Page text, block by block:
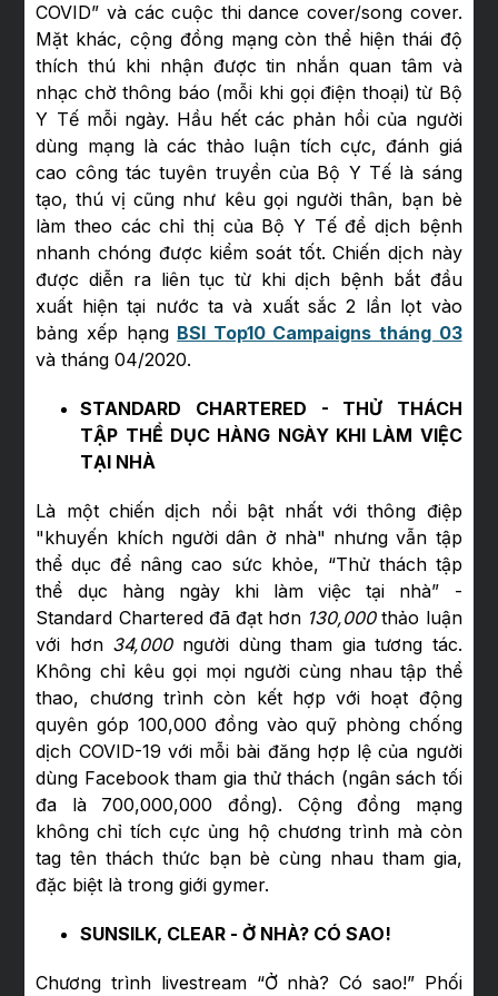
COVID” và các cuộc thi dance cover/song cover.
Mặt khác, cộng đồng mạng còn thể hiện thái độ
thích thú khi nhận được tin nhắn quan tâm và
nhạc chờ thông báo (mỗi khi gọi điện thoại) từ Bộ
Y Tế mỗi ngày. Hầu hết các phản hồi của người
dùng mạng là các thảo luận tích cực, đánh giá
cao công tác tuyên truyền của Bộ Y Tế là sáng
tạo, thú vị cũng như kêu gọi người thân, bạn bè
làm theo các chỉ thị của Bộ Y Tế để dịch bệnh
nhanh chóng được kiểm soát tốt. Chiến dịch này
được diễn ra liên tục từ khi dịch bệnh bắt đầu
xuất hiện tại nước ta và xuất sắc 2 lần lọt vào
bảng xếp hạng BSI Top10 Campaigns tháng 03
và tháng 04/2020.
STANDARD CHARTERED - THỬ THÁCH
TẬP THỂ DỤC HÀNG NGÀY KHI LÀM VIỆC
TẠI NHÀ
Là một chiến dịch nổi bật nhất với thông điệp
"khuyến khích người dân ở nhà" nhưng vẫn tập
thể dục để nâng cao sức khỏe, “Thử thách tập
thể dục hàng ngày khi làm việc tại nhà” -
Standard Chartered đã đạt hơn 130,000thảo luận
với hơn 34,000người dùng tham gia tương tác.
Không chỉ kêu gọi mọi người cùng nhau tập thể
thao, chương trình còn kết hợp với hoạt động
quyên góp 100,000 đồng vào quỹ phòng chống
dịch COVID-19 với mỗi bài đăng hợp lệ của người
dùng Facebook tham gia thử thách (ngân sách tối
đa là 700,000,000 đồng). Cộng đồng mạng
không chỉ tích cực ủng hộ chương trình mà còn
tag tên thách thức bạn bè cùng nhau tham gia,
đặc biệt là trong giới gymer.
SUNSILK, CLEAR - Ở NHÀ? CÓ SAO!
Chương trình livestream “Ở nhà? Có sao!” Phối